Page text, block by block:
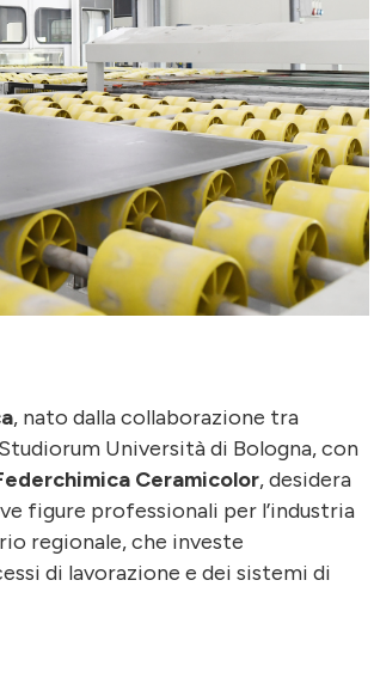
, nato dalla collaborazione tra
Università di Bologna, con
Ceramicolor, desidera
figure professionali per l’industria
regionale, che investe
di lavorazione e dei sistemi di